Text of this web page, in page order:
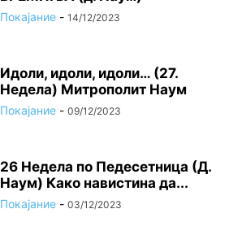
Покајание - 14/12/2023
Идоли, идоли, идоли… (27.
Недела) Митрополит Наум
Покајание - 09/12/2023
26 Недела по Педесетница (Д.
Наум) Како навистина да...
Покајание - 03/12/2023